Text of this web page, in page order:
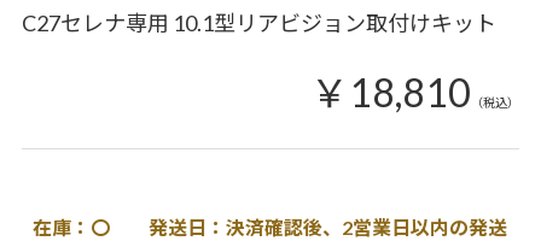
C27セレナ専用 10.1型リアビジョン取付けキット
￥18,810 （税込）
在庫：〇 発送日：決済確認後、2営業日以内の発送